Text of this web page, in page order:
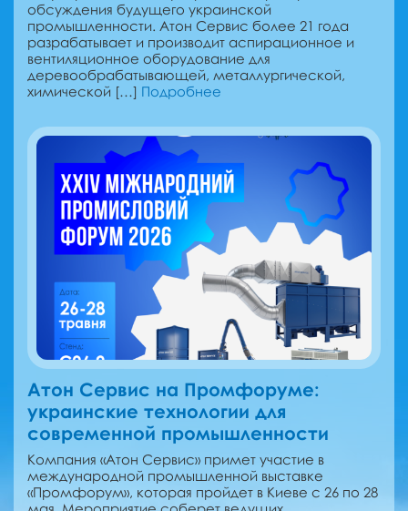
обсуждения будущего украинской
промышленности. Атон Сервис более 21 года
разрабатывает и производит аспирационное и
вентиляционное оборудование для
деревообрабатывающей, металлургической,
химической […] Подробнее
Атон Сервис на Промфоруме:
украинские технологии для
современной промышленности
Компания «Атон Сервис» примет участие в
международной промышленной выставке
«Промфорум», которая пройдет в Киеве с 26 по 28